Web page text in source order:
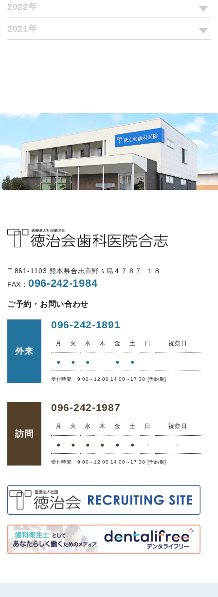
2022年
2021年
〒861-1103 熊本県合志市野々島４７８７−１８
FAX： 096-242-1984
ご予約・お問い合わせ
外来
096-242-1891
月 火 水 木 金 土 日 祝祭日
● ● ● - ● ● - -
受付時間 9:00～12:00 14:00～17:30 [予約制]
訪問
096-242-1987
月 火 水 木 金 土 日 祝祭日
● ● ● ● ● ● - -
受付時間 9:00～12:00 14:00～17:30 [予約制]